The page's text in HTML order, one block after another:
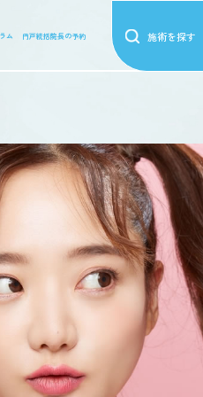
ム 円戸統括院長の予約 施術を探す